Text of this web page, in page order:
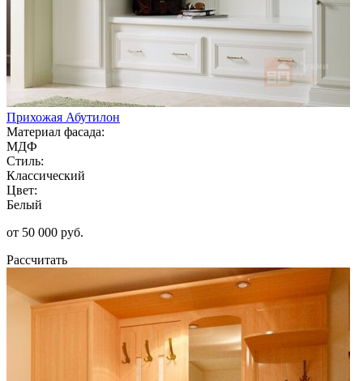
Прихожая Абутилон
Материал фасада:
МДФ
Стиль:
Классический
Цвет:
Белый
от 50 000 руб.
Рассчитать